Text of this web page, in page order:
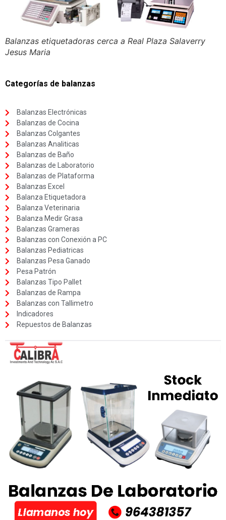
Balanzas etiquetadoras cerca a Real Plaza Salaverry
Jesus Maria
Categorías de balanzas
Balanzas Electrónicas
Balanzas de Cocina
Balanzas Colgantes
Balanzas Analiticas
Balanzas de Baño
Balanzas de Laboratorio
Balanzas de Plataforma
Balanzas Excel
Balanza Etiquetadora
Balanza Veterinaria
Balanza Medir Grasa
Balanzas Grameras
Balanzas con Conexión a PC
Balanzas Pediatricas
Balanzas Pesa Ganado
Pesa Patrón
Balanzas Tipo Pallet
Balanzas de Rampa
Balanzas con Tallimetro
Indicadores
Repuestos de Balanzas